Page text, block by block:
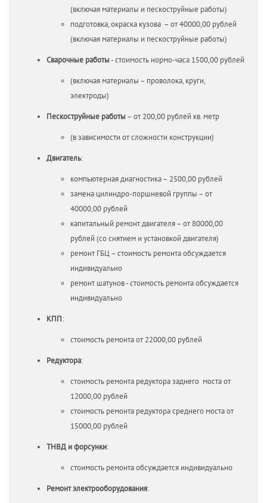
(включая материалы и пескоструйные работы)
подготовка, окраска кузова – от 40000,00 рублей
(включая материалы и пескоструйные работы)
Сварочные работы- стоимость нормо-часа 1500,00 рублей
(включая материалы – проволока, круги,
электроды)
Пескоструйные работы – от 200,00 рублей кв. метр
(в зависимости от сложности конструкции)
Двигатель:
компьютерная диагностика – 2500,00 рублей
замена цилиндро-поршневой группы – от
40000,00 рублей
капитальный ремонт двигателя – от 80000,00
рублей (со снятием и установкой двигателя)
ремонт ГБЦ – стоимость ремонта обсуждается
индивидуально
ремонт шатунов - стоимость ремонта обсуждается
индивидуально
КПП:
стоимость ремонта от 22000,00 рублей
Редуктора:
стоимость ремонта редуктора заднего моста от
12000,00 рублей
стоимость ремонта редуктора среднего моста от
15000,00 рублей
ТНВД и форсунки:
стоимость ремонта обсуждается индивидуально
Ремонт электрооборудования: